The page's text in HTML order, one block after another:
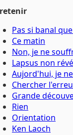
Pas si banal
Ce matin
Non, je ne
Lapsus non
Aujord'hui, je
Chercher
Grande
Rien
Orientation
Ken Laoch